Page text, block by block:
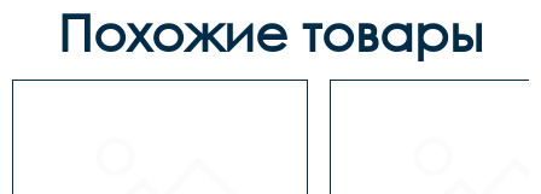
Похожие товары